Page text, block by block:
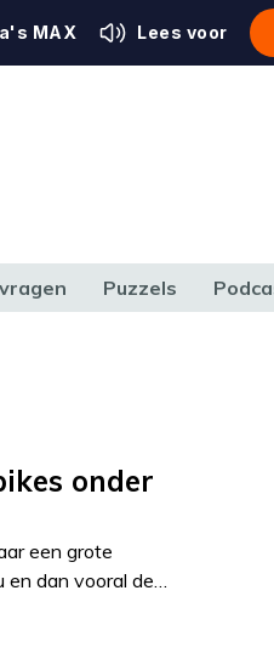
MAX Lees voor
Puzzels
onder
een grote
en dan vooral de…